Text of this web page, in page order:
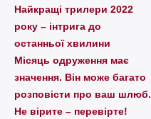
Найкращі трилери 2022
року – інтрига до
останньої хвилини
Місяць одруження має
значення. Він може багато
розповісти про ваш шлюб.
Не вірите – перевірте!